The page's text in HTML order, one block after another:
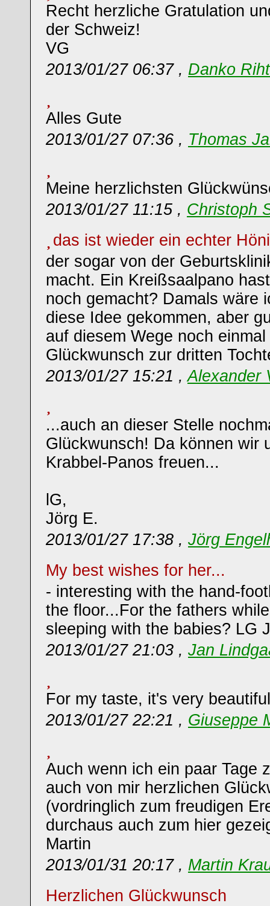
Recht herzliche Gratulation
der Schweiz!
VG
2013/01/27 06:37 , Danko
Alles Gute
2013/01/27 07:36 , Thomas
Meine herzlichsten
2013/01/27 11:15 , Christoph
das ist wieder ein echter
der sogar von der
macht. Ein Kreißsaalpano
noch gemacht? Damals wäre
diese Idee gekommen, aber
auf diesem Wege noch
Glückwunsch zur dritten
2013/01/27 15:21 ,Alexander
...auch an dieser Stelle
Glückwunsch! Da können wir
Krabbel-Panos freuen...
lG,
Jörg E.
2013/01/27 17:38 , Jörg
My best wishes for her...
- interesting with the hand-
the floor...For the fathers
sleeping with the babies? LG
2013/01/27 21:03 , Jan
For my taste, it's very
2013/01/27 22:21 , Giuseppe
Auch wenn ich ein paar Tage
auch von mir herzlichen
(vordringlich zum freudigen
durchaus auch zum hier
Martin
2013/01/31 20:17 , Martin
Herzlichen Glückwunsch